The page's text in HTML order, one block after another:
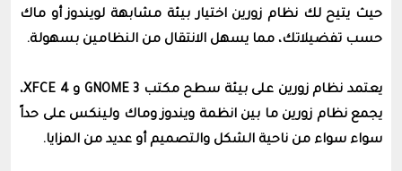
حيث يتيح لك نظام زورين اختيار بيئة مشابهة لويندوز أو ماك
حسب تفضيلاتك، مما يسهل الانتقال من النظامين بسهولة.
يعتمد نظام زورين على بيئة سطح مكتب GNOME 3 و XFCE 4،
يجمع نظام زورين ما بين انظمة ويندوز وماك ولينكس على حداً
سواء سواء من ناحية الشكل والتصميم أو عديد من المزايا.